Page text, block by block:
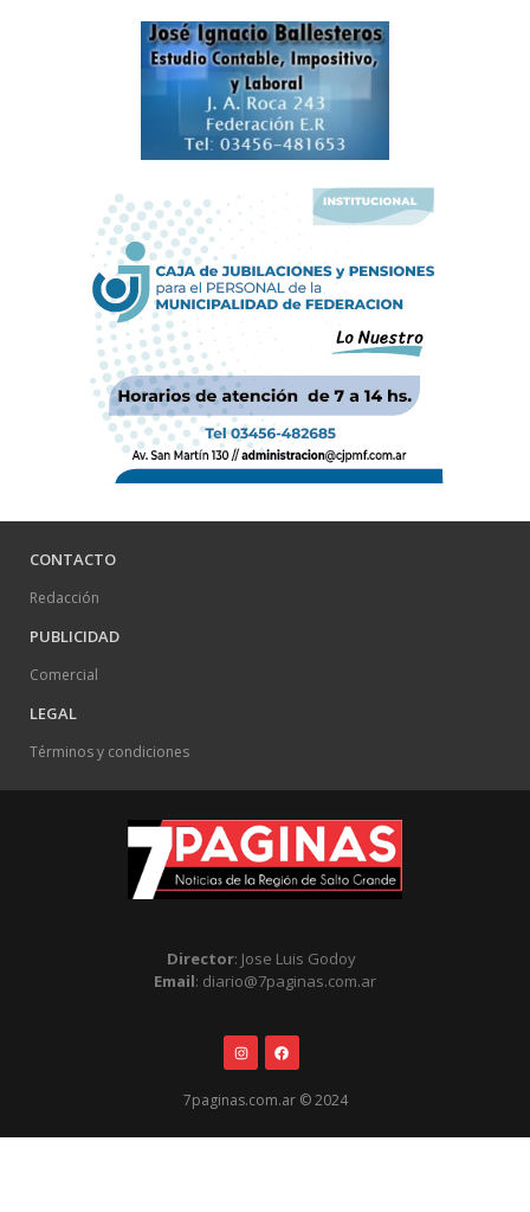
CONTACTO
Redacción
PUBLICIDAD
Comercial
LEGAL
Términos y condiciones
Director: Jose Luis Godoy
Email: diario@7paginas.com.ar
7paginas.com.ar © 2024